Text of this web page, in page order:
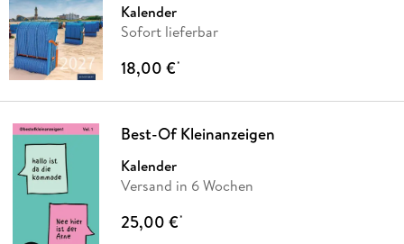
Kalender
Sofort lieferbar
18,00 €*
Best-Of Kleinanzeigen
Kalender
Versand in 6 Wochen
25,00 €*